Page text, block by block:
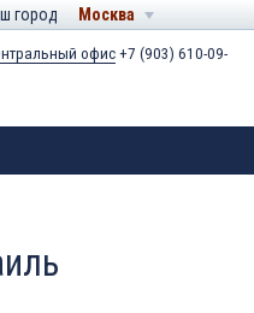
город Москва
офис+7 (903) 610-09-